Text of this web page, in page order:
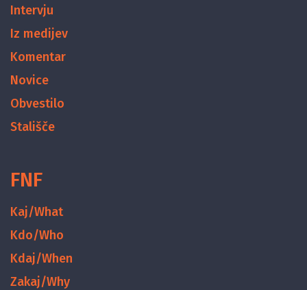
Intervju
Iz medijev
Komentar
Novice
Obvestilo
Stališče
FNF
Kaj/What
Kdo/Who
Kdaj/When
Zakaj/Why